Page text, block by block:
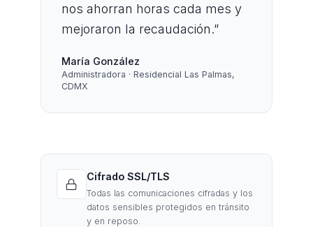
nos ahorran horas cada mes y
mejoraron la recaudación.”
María González
Administradora · Residencial Las Palmas,
CDMX
Cifrado SSL/TLS
Todas las comunicaciones cifradas y los
datos sensibles protegidos en tránsito
y en reposo.